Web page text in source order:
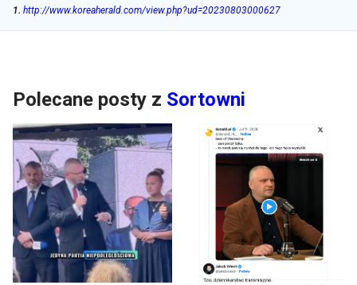
1. http://www.koreaherald.com/view.php?ud=20230803000627
Polecane posty z Sortowni